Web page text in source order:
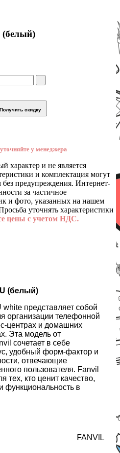
(белый)
Получить скидку
у менеджера
характер и не является
и комплектация могут
без предупреждения. Интернет-
за частичное
и фото, указанных на нашем
уточнять характеристики
цены с учетом НДС.
(белый)
представляет собой
организации телефонной
центрах и домашних
Эта модель от
сочетает в себе
удобный форм-фактор и
отвечающие
пользователя. Fanvil
тех, кто ценит качество,
функциональность в
FANVIL